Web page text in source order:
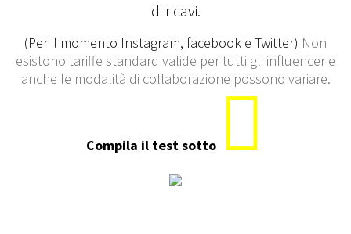
di ricavi.
(Per il momento Instagram, facebook e Twitter) Non
esistono tariffe standard valide per tutti gli influencer e
anche le modalità di collaborazione possono variare.
Compila il test sotto